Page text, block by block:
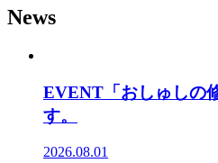
News
EVENT「おしゅしの
す。
2026.08.01